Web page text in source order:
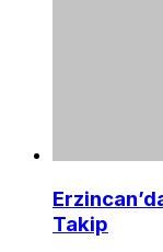
Takip